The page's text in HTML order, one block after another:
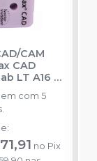
CAM
CAD
LT A16 -
com 5
:
no Pix